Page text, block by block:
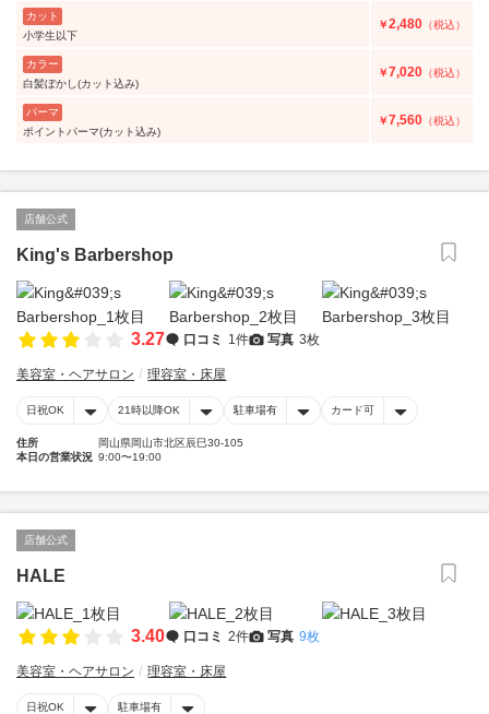
カット
小学生以下
￥2,480 （税込）
カラー
白髪ぼかし(カット込み)
￥7,020 （税込）
パーマ
ポイントパーマ(カット込み)
￥7,560 （税込）
店舗公式
King's Barbershop
3.27 口コミ 1件 写真 3枚
美容室・ヘアサロン 理容室・床屋
日祝OK 21時以降OK 駐車場有 カード可
住所
岡山県岡山市北区辰巳30-105
本日の営業状況 9:00〜19:00
店舗公式
HALE
3.40 口コミ 2件 写真 9枚
美容室・ヘアサロン 理容室・床屋
日祝OK 駐車場有